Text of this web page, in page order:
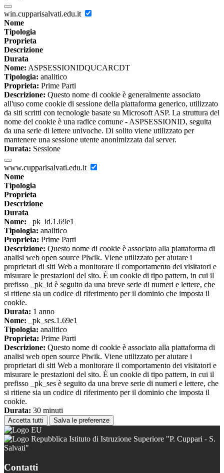
win.cupparisalvati.edu.it
Nome
Tipologia
Proprieta
Descrizione
Durata
Nome: ASPSESSIONIDQUCARCDT
Tipologia: analitico
Proprieta: Prime Parti
Descrizione: Questo nome di cookie è generalmente associato
all'uso come cookie di sessione della piattaforma generico, utilizzato
da siti scritti con tecnologie basate su Microsoft ASP. La struttura del
nome del cookie è una radice comune - ASPSESSIONID, seguita
da una serie di lettere univoche. Di solito viene utilizzato per
mantenere una sessione utente anonimizzata dal server.
Durata: Sessione
www.cupparisalvati.edu.it
Nome
Tipologia
Proprieta
Descrizione
Durata
Nome: _pk_id.1.69e1
Tipologia: analitico
Proprieta: Prime Parti
Descrizione: Questo nome di cookie è associato alla piattaforma di
analisi web open source Piwik. Viene utilizzato per aiutare i
proprietari di siti Web a monitorare il comportamento dei visitatori e
misurare le prestazioni del sito. È un cookie di tipo pattern, in cui il
prefisso _pk_id è seguito da una breve serie di numeri e lettere, che
si ritiene sia un codice di riferimento per il dominio che imposta il
cookie.
Durata: 1 anno
Nome: _pk_ses.1.69e1
Tipologia: analitico
Proprieta: Prime Parti
Descrizione: Questo nome di cookie è associato alla piattaforma di
analisi web open source Piwik. Viene utilizzato per aiutare i
proprietari di siti Web a monitorare il comportamento dei visitatori e
misurare le prestazioni del sito. È un cookie di tipo pattern, in cui il
prefisso _pk_ses è seguito da una breve serie di numeri e lettere, che
si ritiene sia un codice di riferimento per il dominio che imposta il
cookie.
Durata: 30 minuti
Accetta tutti Salva le preferenze
Istituto di Istruzione Superiore "P. Cuppari - S.
Salvati"
Contatti